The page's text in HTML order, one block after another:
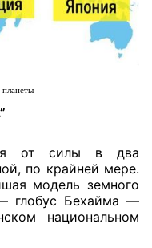
от силы в два
по крайней мере.
модель земного
глобус Бехайма —
национальном